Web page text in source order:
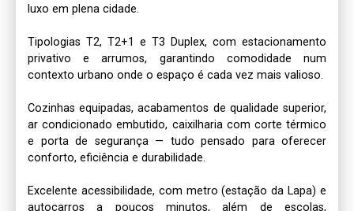
luxo em plena cidade.
Tipologias T2, T2+1 e T3 Duplex, com estacionamento
privativo e arrumos, garantindo comodidade num
contexto urbano onde o espaço é cada vez mais valioso.
Cozinhas equipadas, acabamentos de qualidade superior,
ar condicionado embutido, caixilharia com corte térmico
e porta de segurança — tudo pensado para oferecer
conforto, eficiência e durabilidade.
Excelente acessibilidade, com metro (estação da Lapa) e
autocarros a poucos minutos, além de escolas,